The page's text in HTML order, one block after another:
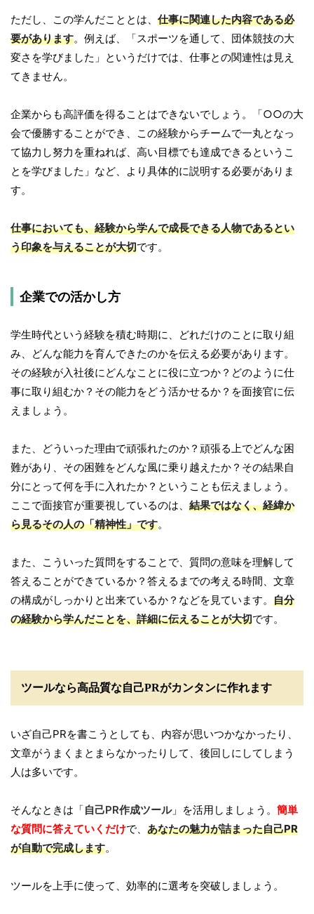
ただし、この学んだこととは、 仕事に関連した内容である必
要があります。例えば、「スポーツを通して、団体競技の大
変さを学びました」というだけでは、仕事との関連性は見え
てきません。
企業からも高評価を得ることはできないでしょう。「○○の大
会で優勝することができ、この経験からチームで一丸となっ
て協力し努力を重ねれば、高い目標でも達成できるというこ
とを学びました」など、より具体的に説明する必要がありま
す。
仕事においても、経験から学んで成長できる人物であるとい
う印象を与えることが大切です。
企業での活かし方
学生時代という経験を積む時期に、どれだけのことに取り組
み、どんな能力を育んできたのかを伝える必要があります。
その経験が入社後にどんなことに役に立つか？どのように仕
事に取り組むか？その能力をどう活かせるか？を面接官に伝
えましょう。
また、どういった理由で頑張れたのか？頑張る上でどんな困
難があり、その困難をどんな風に乗り越えたか？その結果自
分にとって何を手に入れたか？ということも伝えましょう。
ここで面接官が重要視しているのは、 結果ではなく、経緯か
ら見るその人の「精神性」です。
また、こういった質問をすることで、質問の意味を理解して
答えることができているか？答えるまでの考える時間、文章
の構成がしっかりと出来ているか？などを見ています。 自分
の経験から学んだことを、詳細に伝えることが大切です。
ツールなら高品質な自己PRがカンタンに作れます
いざ自己PRを書こうとしても、内容が思いつかなかったり、
文章がうまくまとまらなかったりして、後回しにしてしまう
人は多いです。
そんなときは「自己PR作成ツール」を活用しましょう。 簡単
な質問に答えていくだけで、 あなたの魅力が詰まった自己PR
が自動で完成します。
ツールを上手に使って、効率的に選考を突破しましょう。